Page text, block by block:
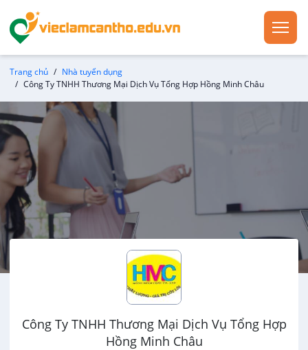
Trang chủ
Nhà tuyển dụng
Công Ty TNHH Thương Mại Dịch Vụ Tổng Hợp Hồng Minh Châu
Công Ty TNHH Thương Mại Dịch Vụ Tổng Hợp
Hồng Minh Châu